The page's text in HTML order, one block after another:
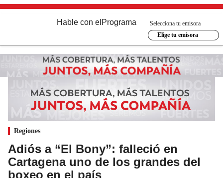
Hable con el Programa
Selecciona tu emisora
Elige tu emisora
Regiones
Adiós a “El Bony”: falleció en
Cartagena uno de los grandes del
boxeo en el país